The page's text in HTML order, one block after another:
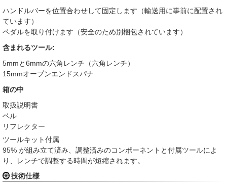
ハンドルバーを位置合わせして固定します（輸送用に事前に配置され
ています）
ペダルを取り付けます（安全のため別梱包されています）
含まれるツール:
5mmと6mmの六角レンチ（六角レンチ）
15mmオープンエンドスパナ
箱の中
取扱説明書
ベル
リフレクター
ツールキット付属
95% が組み立て済み、調整済みのコンポーネントと付属ツールによ
り、レンチで調整する時間が短縮されます。
技術仕様